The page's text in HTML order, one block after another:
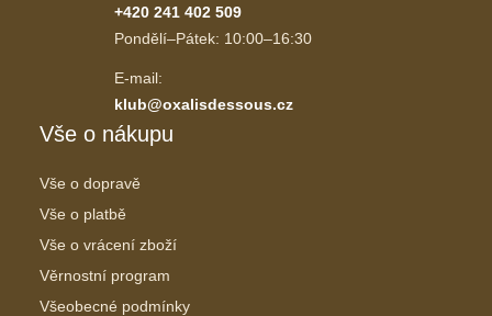
+420 241 402 509
Pondělí–Pátek: 10:00–16:30
E-mail:
klub@oxalisdessous.cz
Vše o nákupu
Vše o dopravě
Vše o platbě
Vše o vrácení zboží
Věrnostní program
Všeobecné podmínky